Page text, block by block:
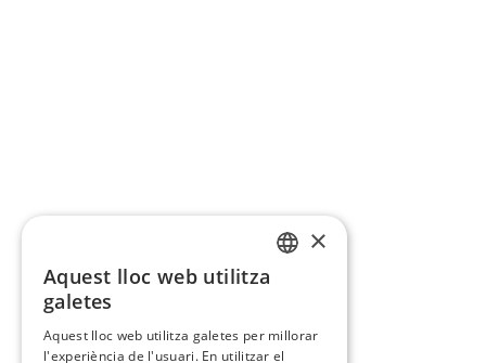
×
Aquest lloc web utilitza
galetes
Aquest lloc web utilitza galetes per millorar
l'experiència de l'usuari. En utilitzar el